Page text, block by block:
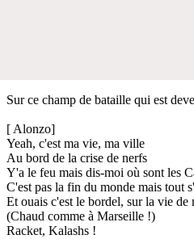
Sur ce champ de bataille qui est
[ Alonzo]
Yeah, c'est ma vie, ma ville
Au bord de la crise de nerfs
Y'a le feu mais dis-moi où sont les
C'est pas la fin du monde mais tout
Et ouais c'est le bordel, sur la vie de
(Chaud comme à Marseille !)
Racket, Kalashs !